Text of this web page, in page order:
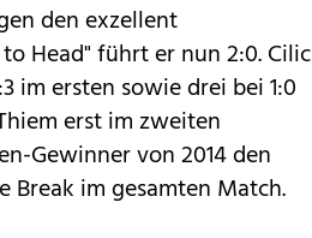
den exzellent
Head" führt er nun 2:0. Cilic
im ersten sowie drei bei 1:0
erst im zweiten
Gewinner von 2014 den
Break im gesamten Match.